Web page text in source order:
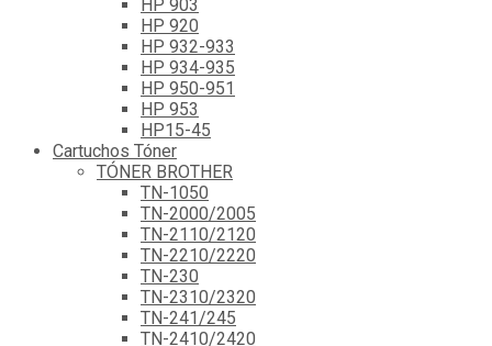
HP 903
HP 920
HP 932-933
HP 934-935
HP 950-951
HP 953
HP15-45
Cartuchos Tóner
TÓNER BROTHER
TN-1050
TN-2000/2005
TN-2110/2120
TN-2210/2220
TN-230
TN-2310/2320
TN-241/245
TN-2410/2420